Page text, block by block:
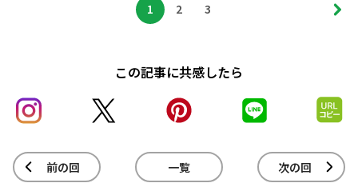
1 2 3
この記事に共感したら
前の回 一覧 次の回